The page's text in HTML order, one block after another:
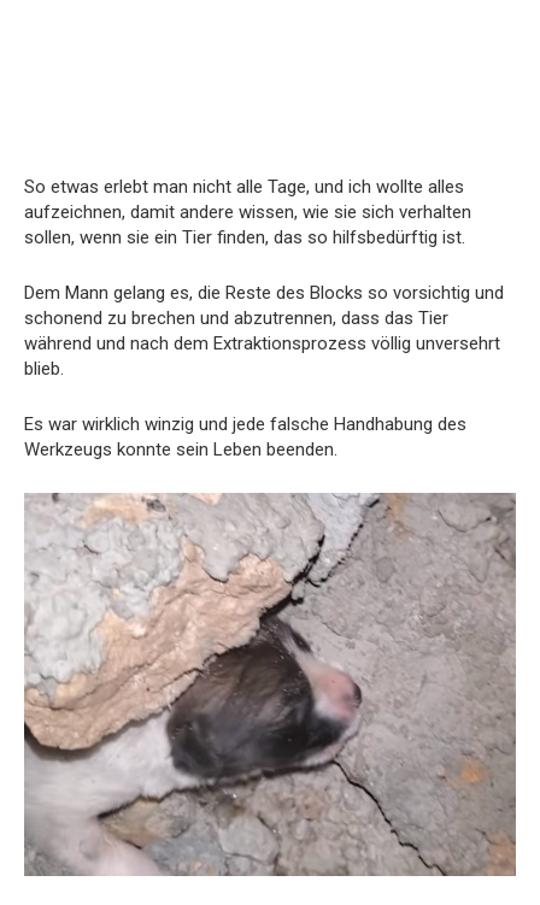
So etwas erlebt man nicht alle Tage, und ich wollte alles
aufzeichnen, damit andere wissen, wie sie sich verhalten
sollen, wenn sie ein Tier finden, das so hilfsbedürftig ist.
Dem Mann gelang es, die Reste des Blocks so vorsichtig und
schonend zu brechen und abzutrennen, dass das Tier
während und nach dem Extraktionsprozess völlig unversehrt
blieb.
Es war wirklich winzig und jede falsche Handhabung des
Werkzeugs konnte sein Leben beenden.